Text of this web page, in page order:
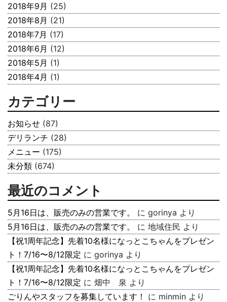
2018年9月 (25)
2018年8月 (21)
2018年7月 (17)
2018年6月 (12)
2018年5月 (1)
2018年4月 (1)
カテゴリー
お知らせ (87)
デリランチ (28)
メニュー (175)
未分類 (674)
最近のコメント
5月16日は、販売のみの営業です。 に gorinya より
5月16日は、販売のみの営業です。
に 地域住民 より
【祝1周年記念】先着10名様になっとこちゃんをプレゼン
ト！7/16〜8/12限定 に gorinya より
【祝1周年記念】先着10名様になっとこちゃんをプレゼン
ト！7/16〜8/12限定 に 畑中 泉 より
ごりんやスタッフを募集しています！
に minmin より